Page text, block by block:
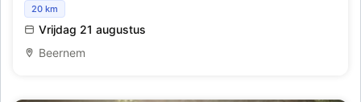
Kruidenworkshop: broodbeleg
20 km
Vrijdag 21 augustus
Beernem